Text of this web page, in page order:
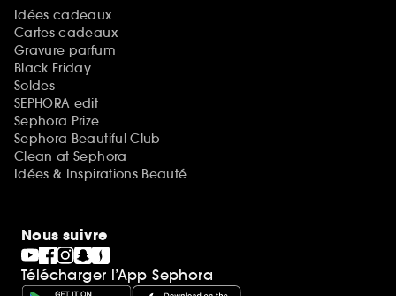
Idées cadeaux
Cartes cadeaux
Gravure parfum
Black Friday
Soldes
SEPHORA edit
Sephora Prize
Sephora Beautiful Club
Clean at Sephora
Idées & Inspirations Beauté
Nous suivre
Télécharger l’App Sephora